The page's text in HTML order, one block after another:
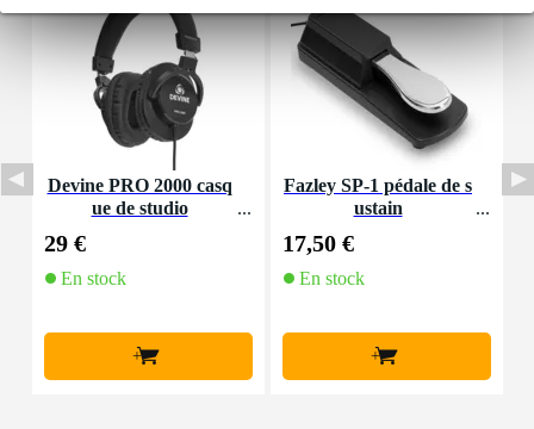
Devine PRO 2000 casq
ue de studio
29 €
En stock
+
Fazley SP-1 pédale de s
ustain
17,50 €
En stock
+